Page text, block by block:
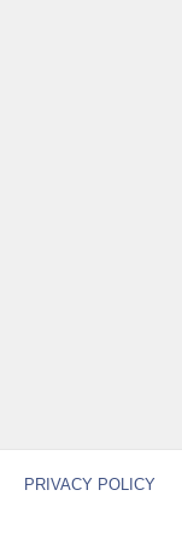
PRIVACY POLICY